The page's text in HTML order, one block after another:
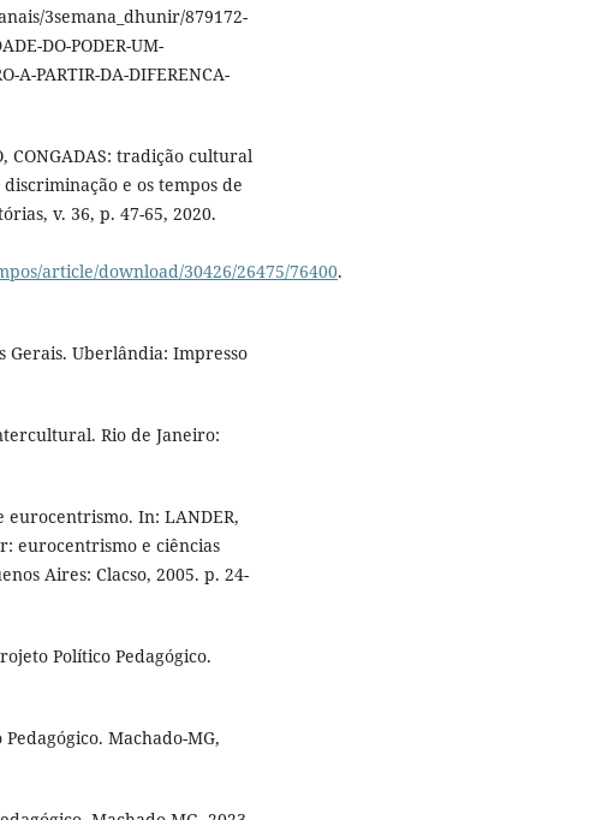
3semana_dhunir/879172-
DO-PODER-UM-
A-PARTIR-DA-DIFERENCA-
CONGADAS: tradição cultural
e os tempos de
v. 36, p. 47-65, 2020.
article/download/30426/26475/76400.
Gerais. Uberlândia: Impresso
Rio de Janeiro:
eurocentrismo. In: LANDER,
eurocentrismo e ciências
Aires: Clacso, 2005. p. 24-
Político Pedagógico.
Machado-MG,